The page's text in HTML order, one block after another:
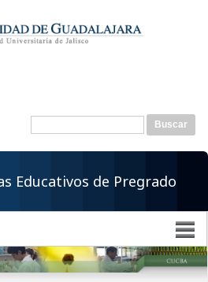
Formulario de
Buscar
Educativos de Pregrado